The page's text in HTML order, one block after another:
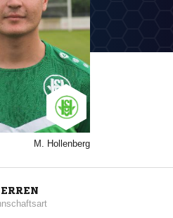
M. Hollenberg